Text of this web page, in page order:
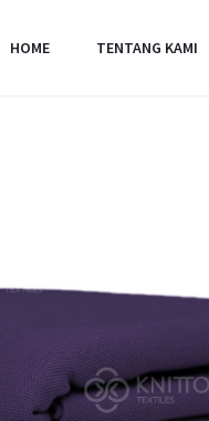
HOME TENTANG KAMI